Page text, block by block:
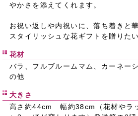
やかさを添えてくれます。
お祝い返しや内祝いに、落ち着きと
スタイリッシュな花ギフトを贈りた
花材
バラ、フルブルームマム、カーネー
の他
大きさ
高さ約44cm 幅約38cm（花材やラ